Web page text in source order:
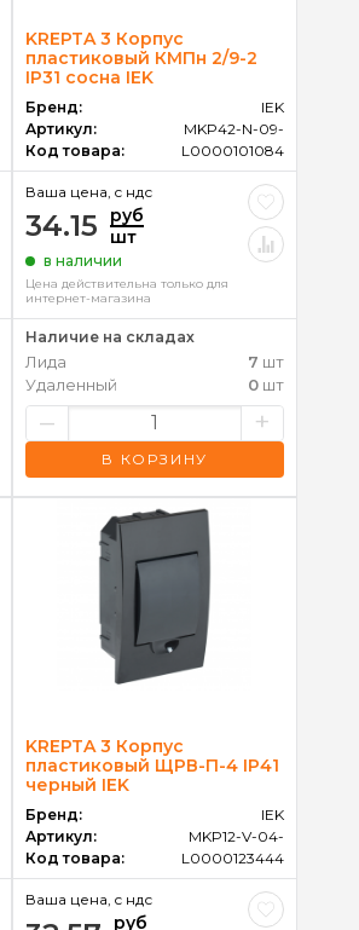
KREPTA 3 Корпус
пластиковый КМПн 2/9-2
IP31 сосна IEK
Бренд:
IEK
Артикул:
MKP42-N-09-
Код товара:
L0000101084
Ваша цена, c ндс
34.15
руб
шт
в наличии
Цена действительна только для
интернет-магазина
Наличие на складах
Лида 7 шт
Удаленный
0 шт
– +
В КОРЗИНУ
KREPTA 3 Корпус
пластиковый ЩРВ-П-4 IP41
черный IEK
Бренд:
IEK
Артикул:
MKP12-V-04-
Код товара:
L0000123444
Ваша цена, c ндс
руб